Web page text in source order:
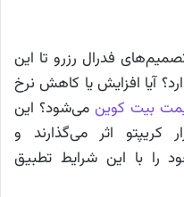
فدرال رزرو تا این
آیا افزایش یا کاهش نرخ
بیت کوینمی‌شود؟ این
کریپتو اثر می‌گذارند و
را با این شرایط تطبیق